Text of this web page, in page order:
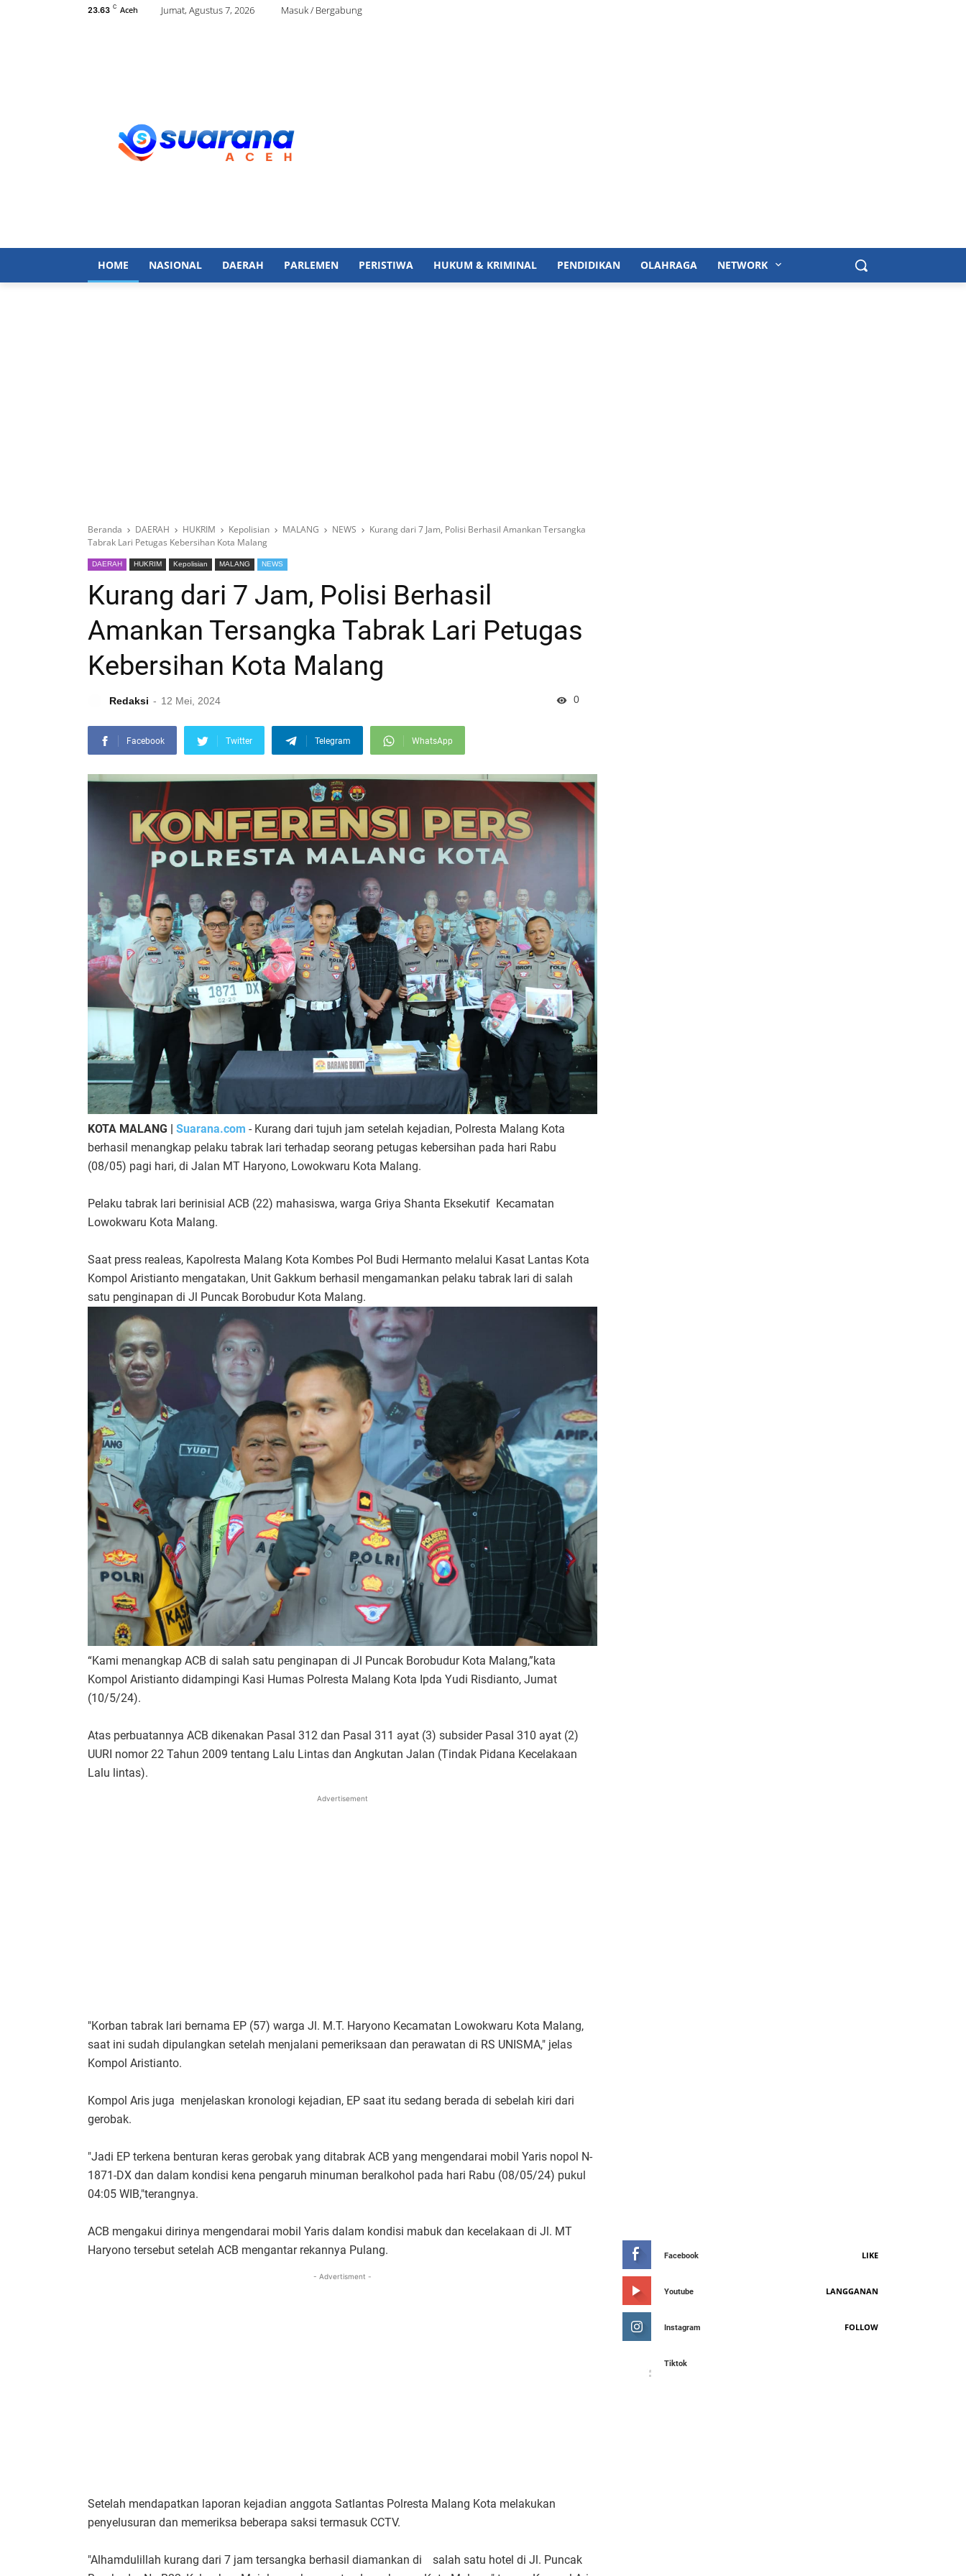
23.63 C Aceh Jumat, Agustus 7, 2026 Masuk / Bergabung
HOME NASIONAL DAERAH PARLEMEN PERISTIWA HUKUM & KRIMINAL PENDIDIKAN OLAHRAGA NETWORK
Beranda DAERAH HUKRIM Kepolisian MALANG NEWS
Kurang dari 7 Jam, Polisi Berhasil Amankan Tersangka
Tabrak Lari Petugas Kebersihan Kota Malang
DAERAH HUKRIM Kepolisian MALANG NEWS
Kurang dari 7 Jam, Polisi Berhasil
Amankan Tersangka Tabrak Lari Petugas
Kebersihan Kota Malang
Redaksi 12 Mei, 2024 0
Facebook Twitter Telegram WhatsApp
KOTA MALANG | Suarana.com - Kurang dari tujuh jam setelah kejadian, Polresta Malang Kota
berhasil menangkap pelaku tabrak lari terhadap seorang petugas kebersihan pada hari Rabu
(08/05) pagi hari, di Jalan MT Haryono, Lowokwaru Kota Malang.
Pelaku tabrak lari berinisial ACB (22) mahasiswa, warga Griya Shanta Eksekutif Kecamatan
Lowokwaru Kota Malang.
Saat press realeas, Kapolresta Malang Kota Kombes Pol Budi Hermanto melalui Kasat Lantas Kota
Kompol Aristianto mengatakan, Unit Gakkum berhasil mengamankan pelaku tabrak lari di salah
satu penginapan di Jl Puncak Borobudur Kota Malang.
“Kami menangkap ACB di salah satu penginapan di Jl Puncak Borobudur Kota Malang,”kata
Kompol Aristianto didampingi Kasi Humas Polresta Malang Kota Ipda Yudi Risdianto, Jumat
(10/5/24).
Atas perbuatannya ACB dikenakan Pasal 312 dan Pasal 311 ayat (3) subsider Pasal 310 ayat (2)
UURI nomor 22 Tahun 2009 tentang Lalu Lintas dan Angkutan Jalan (Tindak Pidana Kecelakaan
Lalu lintas).
Advertisement
"Korban tabrak lari bernama EP (57) warga Jl. M.T. Haryono Kecamatan Lowokwaru Kota Malang,
saat ini sudah dipulangkan setelah menjalani pemeriksaan dan perawatan di RS UNISMA," jelas
Kompol Aristianto.
Kompol Aris juga menjelaskan kronologi kejadian, EP saat itu sedang berada di sebelah kiri dari
gerobak.
"Jadi EP terkena benturan keras gerobak yang ditabrak ACB yang mengendarai mobil Yaris nopol N-
1871-DX dan dalam kondisi kena pengaruh minuman beralkohol pada hari Rabu (08/05/24) pukul
04:05 WIB,"terangnya.
ACB mengakui dirinya mengendarai mobil Yaris dalam kondisi mabuk dan kecelakaan di Jl. MT
Haryono tersebut setelah ACB mengantar rekannya Pulang.
- Advertisment -
Setelah mendapatkan laporan kejadian anggota Satlantas Polresta Malang Kota melakukan
penyelusuran dan memeriksa beberapa saksi termasuk CCTV.
"Alhamdulillah kurang dari 7 jam tersangka berhasil diamankan di
salah satu hotel di Jl. Puncak
Facebook LIKE
Youtube LANGGANAN
Instagram FOLLOW
Tiktok